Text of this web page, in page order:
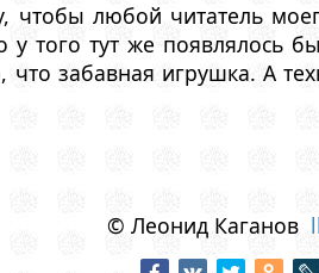
чтобы любой читатель
того тут же появлялось
забавная игрушка. А
© Леонид Каганов